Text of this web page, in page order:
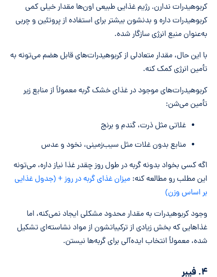
کربوهیدرات ندارن. رژیم غذایی طبیعی اون‌ها مقدار خیلی کمی
کربوهیدرات داره و بدنشون بیشتر برای استفاده از پروتئین و چربی
به‌عنوان منبع انرژی سازگار شده.
با این حال، مقدار متعادلی از کربوهیدرات‌های قابل هضم می‌تونه به
تأمین انرژی کمک کنه.
کربوهیدرات‌های موجود در غذای خشک گربه معمولاً از منابع زیر
تأمین می‌شن:
غلاتی مثل ذرت، گندم و برنج
منابع بدون غلات مثل سیب‌زمینی، نخود و عدس
اگه کسی بخواد بدونه گربه در طول روز چقدر غذا نیاز داره، می‌تونه
این مطلب رو مطالعه کنه: میزان غذای گربه در روز + (جدول غذایی
بر اساس وزن)
وجود کربوهیدرات به مقدار محدود مشکلی ایجاد نمی‌کنه، اما
غذاهایی که بخش زیادی از ترکیباتشون از مواد نشاسته‌ای تشکیل
شده، معمولاً انتخاب ایده‌آلی برای گربه‌ها نیستن.
۴. فیبر